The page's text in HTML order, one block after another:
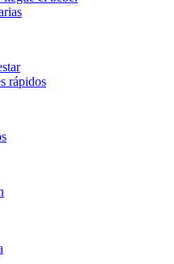
rápidos